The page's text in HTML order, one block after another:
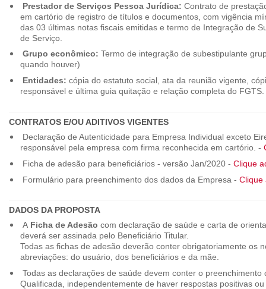
Prestador de Serviços Pessoa Jurídica: Contrato de
em cartório de registro de títulos e documentos, com vigência
das 03 últimas notas fiscais emitidas e termo de Integração de
de Serviço.
Grupo econômico: Termo de integração de subestipulante
quando houver)
Entidades: cópia do estatuto social, ata da reunião vigente,
responsável e última guia quitação e relação completa do FGTS.
CONTRATOS E/OU ADITIVOS VIGENTES
Declaração de Autenticidade para Empresa Individual exceto
responsável pela empresa com firma reconhecida em cartório. -
Ficha de adesão para beneficiários - versão Jan/2020 - Clique
Formulário para preenchimento dos dados da Empresa - Clique
DADOS DA PROPOSTA
A Ficha de Adesão com declaração de saúde e carta de
deverá ser assinada pelo Beneficiário Titular.
Todas as fichas de adesão deverão conter obrigatoriamente os
abreviações: do usuário, dos beneficiários e da mãe.
Todas as declarações de saúde devem conter o preenchimento
Qualificada, independentemente de haver respostas positivas ou